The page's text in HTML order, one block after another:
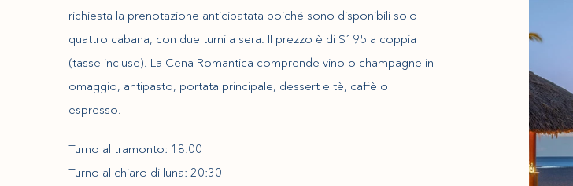
richiesta la prenotazione anticipatata poiché sono disponibili solo
quattro cabana, con due turni a sera. Il prezzo è di $195 a coppia
(tasse incluse). La Cena Romantica comprende vino o champagne in
omaggio, antipasto, portata principale, dessert e tè, caffè o
espresso.
Turno al tramonto: 18:00
Turno al chiaro di luna: 20:30